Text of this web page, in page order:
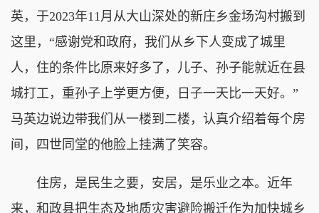
英，于2023年11月从大山深处的新庄乡金场沟村搬到
这里，“感谢党和政府，我们从乡下人变成了城里
人，住的条件比原来好多了，儿子、孙子能就近在县
城打工，重孙子上学更方便，日子一天比一天好。”
马英边说边带我们从一楼到二楼，认真介绍着每个房
间，四世同堂的他脸上挂满了笑容。
住房，是民生之要，安居，是乐业之本。近年
来，和政县把生态及地质灾害避险搬迁作为加快城乡